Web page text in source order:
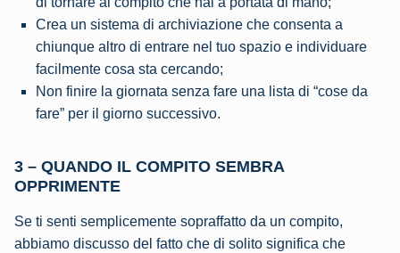
Crea un sistema di archiviazione che consenta a
chiunque altro di entrare nel tuo spazio e individuare
facilmente cosa sta cercando;
Non finire la giornata senza fare una lista di “cose da
fare” per il giorno successivo.
3 – QUANDO IL COMPITO SEMBRA
OPPRIMENTE
Se ti senti semplicemente sopraffatto da un compito,
abbiamo discusso del fatto che di solito significa che